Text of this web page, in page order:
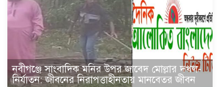
নবীগঞ্জে সাংবাদিক মনির উপর জাবেদ মোল্লার দখল-
নির্যাতন: জীবনের নিরাপত্তাহীনতায় মানবেতর জীবন